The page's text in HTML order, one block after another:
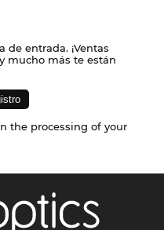
entrada. ¡Ventas
mucho más te están
the processing of your